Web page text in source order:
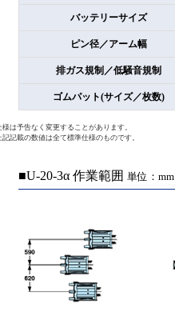
バッテリーサイズ
ピン径／アーム幅
排ガス規制／低騒音規制
ゴムパット(サイズ／枚数)
様は予告なく変更することがあります。
記記載の数値は全て標準仕様のものです。
■U-20-3α 作業範囲単位：mm